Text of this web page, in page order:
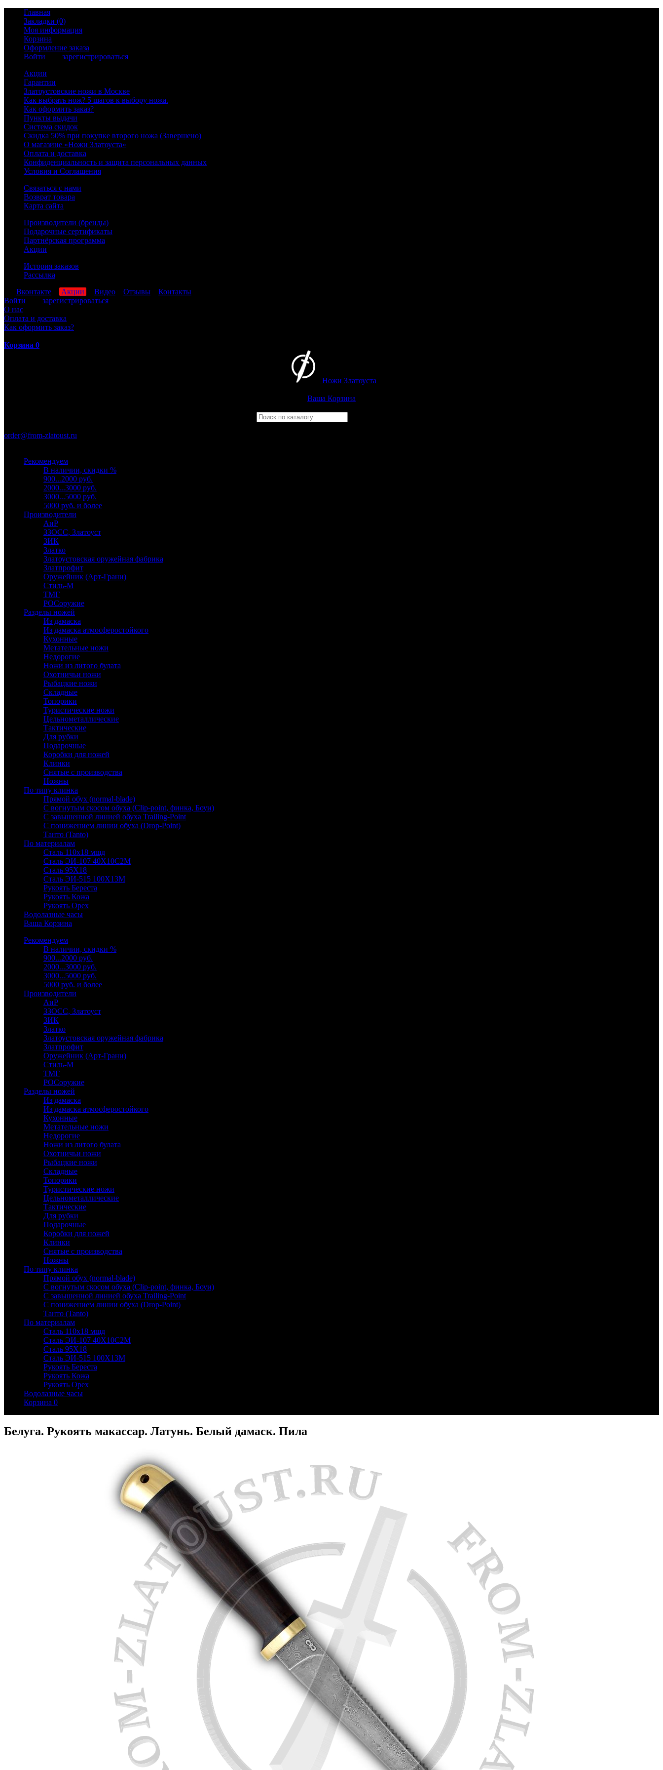
Главная
Закладки (0)
Моя информация
Корзина
Оформление заказа
Войти
зарегистрироваться
Акции
Гарантии
Златоустовские ножи в Москве
Как выбрать нож? 5 шагов к выбору ножа.
Как оформить заказ?
Пункты выдачи
Система скидок
Скидка 50% при покупке второго ножа (Завершено)
О магазине «Ножи Златоуста»
Оплата и доставка
Конфиденциальность и защита персональных данных
Условия и Соглашения
Связаться с нами
Возврат товара
Карта сайта
Производители (бренды)
Подарочные сертификаты
Партнёрская программа
Акции
История заказов
Рассылка
Вконтакте Акции Видео Отзывы
Контакты
Войти
зарегистрироваться
О нас
Оплата и доставка
Как оформить заказ?
Корзина 0
Ножи Златоуста
Ваша Корзина
order@from-zlatoust.ru
Рекомендуем
В наличии, скидки %
900...2000 руб.
2000...3000 руб.
3000...5000 руб.
5000 руб. и более
Производители
АиР
ЗЗОСС, Златоуст
ЗИК
Златко
Златоустовская оружейная фабрика
Златпрофит
Оружейник (Арт-Грани)
Стиль-М
ТМГ
РОСоружие
Разделы ножей
Из дамаска
Из дамаска атмосферостойкого
Кухонные
Метательные ножи
Недорогие
Ножи из литого булата
Охотничьи ножи
Рыбацкие ножи
Складные
Топорики
Туристические ножи
Цельнометаллические
Тактические
Для рубки
Подарочные
Коробки для ножей
Клинки
Снятые с производства
Ножны
По типу клинка
Прямой обух (normal-blade)
С вогнутым скосом обуха (Clip-point, финка, Боуи)
С завышенной линией обуха Trailing-Point
С понижением линии обуха (Drop-Point)
Танто (Tanto)
По материалам
Сталь 110х18 мшд
Сталь ЭИ-107 40Х10С2М
Сталь 95Х18
Сталь ЭИ-515 100Х13М
Рукоять Береста
Рукоять Кожа
Рукоять Орех
Водолазные часы
Ваша Корзина
Рекомендуем
В наличии, скидки %
900...2000 руб.
2000...3000 руб.
3000...5000 руб.
5000 руб. и более
Производители
АиР
ЗЗОСС, Златоуст
ЗИК
Златко
Златоустовская оружейная фабрика
Златпрофит
Оружейник (Арт-Грани)
Стиль-М
ТМГ
РОСоружие
Разделы ножей
Из дамаска
Из дамаска атмосферостойкого
Кухонные
Метательные ножи
Недорогие
Ножи из литого булата
Охотничьи ножи
Рыбацкие ножи
Складные
Топорики
Туристические ножи
Цельнометаллические
Тактические
Для рубки
Подарочные
Коробки для ножей
Клинки
Снятые с производства
Ножны
По типу клинка
Прямой обух (normal-blade)
С вогнутым скосом обуха (Clip-point, финка, Боуи)
С завышенной линией обуха Trailing-Point
С понижением линии обуха (Drop-Point)
Танто (Tanto)
По материалам
Сталь 110х18 мшд
Сталь ЭИ-107 40Х10С2М
Сталь 95Х18
Сталь ЭИ-515 100Х13М
Рукоять Береста
Рукоять Кожа
Рукоять Орех
Водолазные часы
Корзина 0
Белуга. Рукоять макассар. Латунь. Белый дамаск. Пила